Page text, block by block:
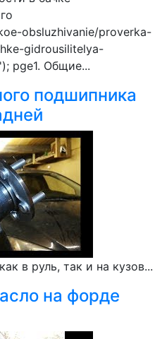
obsluzhivanie/proverka-
gidrousilitelya-
pge1. Общие...
подшипника
в руль, так и на кузов...
на форде